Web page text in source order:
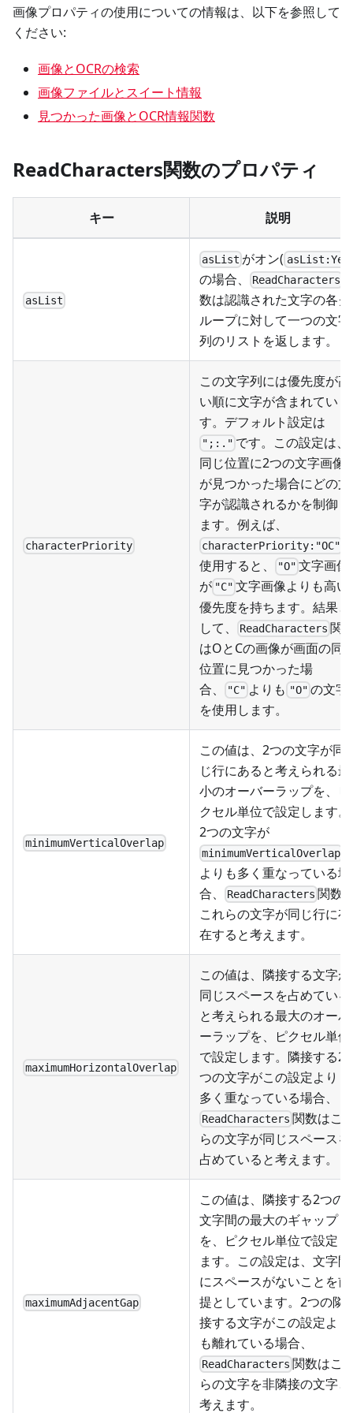
画像プロパティの使用についての情報は、以下を参照して
ください:
画像とOCRの検索
画像ファイルとスイート情報
見つかった画像とOCR情報関数
ReadCharacters関数のプロパティ
キー 説明
asList
asList がオン( asList:Yes
の場合、
ReadCharacters
数は認識された文字の各グ
ループに対して一つの文字
列のリストを返します。
characterPriority
この文字列には優先度が高
い順に文字が含まれていま
す。デフォルト設定は
";:." です。この設定は、
同じ位置に2つの文字画像
が見つかった場合にどの文
字が認識されるかを制御し
ます。例えば、
characterPriority:"OC"
使用すると、
"O" 文字画像
が "C" 文字画像よりも高い
優先度を持ちます。結果と
して、
ReadCharacters 関
はOとCの画像が画面の同
位置に見つかった場
合、
"C" よりも "O" の文字
を使用します。
minimumVerticalOverlap
この値は、2つの文字が同
じ行にあると考えられる最
小のオーバーラップを、ピ
クセル単位で設定します。
2つの文字が
minimumVerticalOverlap
よりも多く重なっている場
合、
ReadCharacters 関数
これらの文字が同じ行に存
在すると考えます。
maximumHorizontalOverlap
この値は、隣接する文字が
同じスペースを占めている
と考えられる最大のオーバ
ーラップを、ピクセル単位
で設定します。隣接する2
つの文字がこの設定よりも
多く重なっている場合、
ReadCharacters 関数はこ
らの文字が同じスペースを
占めていると考えます。
maximumAdjacentGap
この値は、隣接する2つの
文字間の最大のギャップ
を、ピクセル単位で設定し
ます。この設定は、文字間
にスペースがないことを前
提としています。2つの隣
接する文字がこの設定より
も離れている場合、
ReadCharacters 関数はこ
らの文字を非隣接の文字と
考えます。